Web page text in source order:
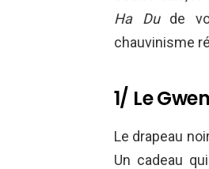
Ha Dude
chauvinisme
1/ Le
Le drapeau
Un cadeau